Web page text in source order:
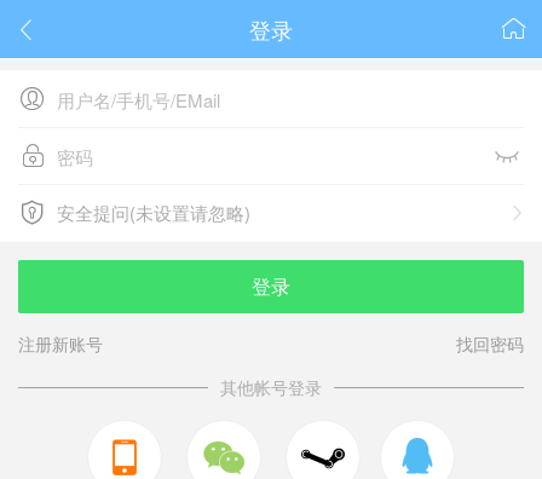
 
登录

 
 
安全提问(未设置请忽略)
安全提问(未设置请忽略)
登录
注册新账号
找回密码
其他帐号登录
  